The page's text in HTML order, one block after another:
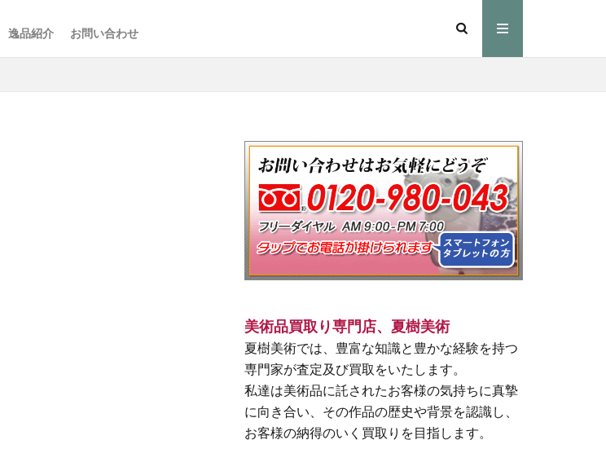
逸品紹介 お問い合わせ
美術品買取り専門店、夏樹美術
夏樹美術では、豊富な知識と豊かな経験を持つ
専門家が査定及び買取をいたします。
私達は美術品に託されたお客様の気持ちに真摯
に向き合い、その作品の歴史や背景を認識し、
お客様の納得のいく買取りを目指します。